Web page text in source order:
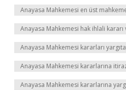
Anayasa Mahkemesi en üst
Anayasa Mahkemesi hak ihlali
Anayasa Mahkemesi kararları
Anayasa Mahkemesi kararlarına
Anayasa Mahkemesi kararlarına